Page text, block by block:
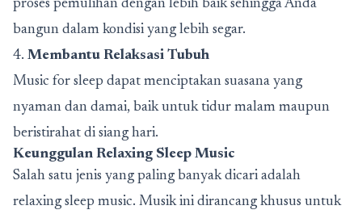
proses pemulihan dengan lebih baik sehingga Anda
bangun dalam kondisi yang lebih segar.
4. Membantu Relaksasi Tubuh
Music for sleep dapat menciptakan suasana yang
nyaman dan damai, baik untuk tidur malam maupun
beristirahat di siang hari.
Keunggulan Relaxing Sleep Music
Salah satu jenis yang paling banyak dicari adalah
relaxing sleep music. Musik ini dirancang khusus untuk